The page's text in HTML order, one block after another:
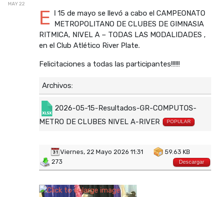
MAY 22
E l 15 de mayo se llevó a cabo el CAMPEONATO
METROPOLITANO DE CLUBES DE GIMNASIA
RITMICA, NIVEL A – TODAS LAS MODALIDADES ,
en el Club Atlético River Plate.
Felicitaciones a todas las participantes!!!!!!
Archivos:
2026-05-15-Resultados-GR-COMPUTOS-
METRO DE CLUBES NIVEL A-RIVER
POPULAR
Viernes, 22 Mayo 2026 11:31
59.63 KB
273
Descargar